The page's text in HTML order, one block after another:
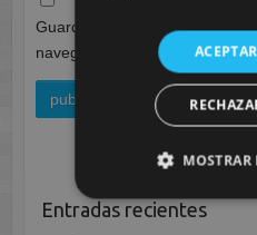
Guarda mi nombre, correo
navegador para la próxima vez
Entradas recientes
MOSTRAR